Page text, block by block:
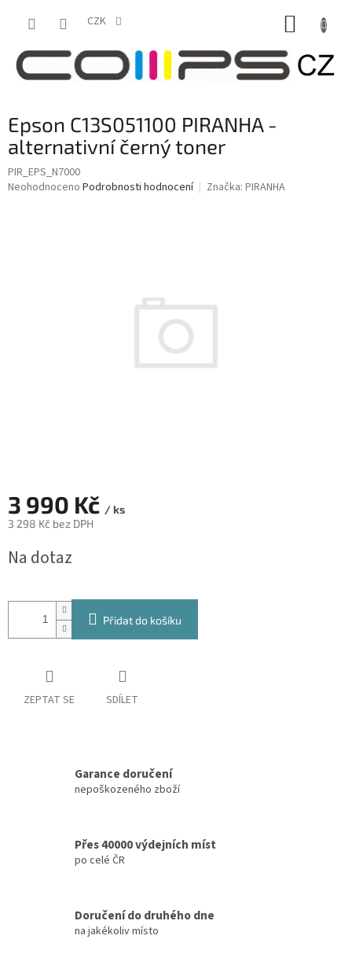
CZK
Epson C13S051100 PIRANHA -
alternativní černý toner
PIR_EPS_N7000
Průměrné
Neohodnoceno Podrobnosti hodnocení Značka: PIRANHA
3 990 Kč / ks
3 298 Kč bez DPH
cena:
Na dotaz
Přidat do košíku
ZEPTAT SE SDÍLET
Garance doručení
nepoškozeného zboží
Přes 40000 výdejních míst
po celé ČR
Doručení do druhého dne
na jakékoliv místo